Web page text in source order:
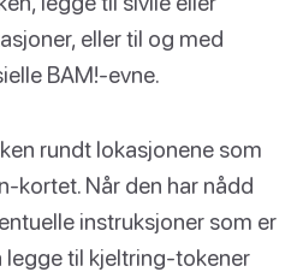
eller til og med
BAM!-evne.
rundt lokasjonene som
kortet. Når den har nådd
instruksjoner som er
legge til kjeltring-tokener